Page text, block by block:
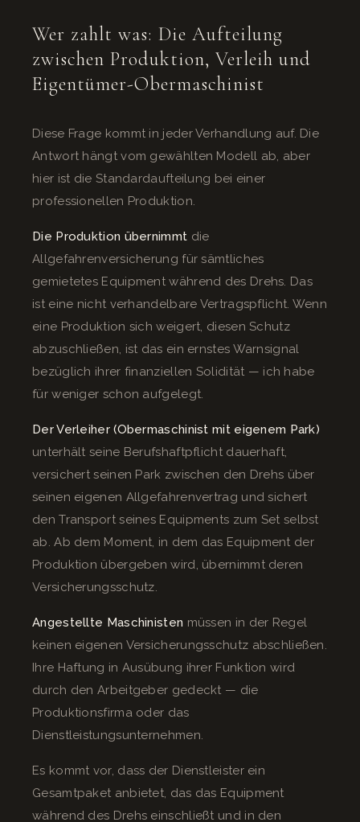
Wer zahlt was: Die Aufteilung
zwischen Produktion, Verleih und
Eigentümer-Obermaschinist
Diese Frage kommt in jeder Verhandlung auf. Die
Antwort hängt vom gewählten Modell ab, aber
hier ist die Standardaufteilung bei einer
professionellen Produktion.
Die Produktion übernimmt die
Allgefahrenversicherung für sämtliches
gemietetes Equipment während des Drehs. Das
ist eine nicht verhandelbare Vertragspflicht. Wenn
eine Produktion sich weigert, diesen Schutz
abzuschließen, ist das ein ernstes Warnsignal
bezüglich ihrer finanziellen Solidität — ich habe
für weniger schon aufgelegt.
Der Verleiher (Obermaschinist mit eigenem Park)
unterhält seine Berufshaftpflicht dauerhaft,
versichert seinen Park zwischen den Drehs über
seinen eigenen Allgefahrenvertrag und sichert
den Transport seines Equipments zum Set selbst
ab. Ab dem Moment, in dem das Equipment der
Produktion übergeben wird, übernimmt deren
Versicherungsschutz.
Angestellte Maschinisten müssen in der Regel
keinen eigenen Versicherungsschutz abschließen.
Ihre Haftung in Ausübung ihrer Funktion wird
durch den Arbeitgeber gedeckt — die
Produktionsfirma oder das
Dienstleistungsunternehmen.
Es kommt vor, dass der Dienstleister ein
Gesamtpaket anbietet, das das Equipment
während des Drehs einschließt und in den